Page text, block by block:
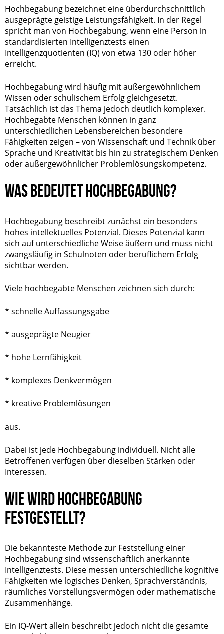
Hochbegabung bezeichnet eine überdurchschnittlich
ausgeprägte geistige Leistungsfähigkeit. In der Regel
spricht man von Hochbegabung, wenn eine Person in
standardisierten Intelligenztests einen
Intelligenzquotienten (IQ) von etwa 130 oder höher
erreicht.
Hochbegabung wird häufig mit außergewöhnlichem
Wissen oder schulischem Erfolg gleichgesetzt.
Tatsächlich ist das Thema jedoch deutlich komplexer.
Hochbegabte Menschen können in ganz
unterschiedlichen Lebensbereichen besondere
Fähigkeiten zeigen – von Wissenschaft und Technik über
Sprache und Kreativität bis hin zu strategischem Denken
oder außergewöhnlicher Problemlösungskompetenz.
WAS BEDEUTET HOCHBEGABUNG?
Hochbegabung beschreibt zunächst ein besonders
hohes intellektuelles Potenzial. Dieses Potenzial kann
sich auf unterschiedliche Weise äußern und muss nicht
zwangsläufig in Schulnoten oder beruflichem Erfolg
sichtbar werden.
Viele hochbegabte Menschen zeichnen sich durch:
* schnelle Auffassungsgabe
* ausgeprägte Neugier
* hohe Lernfähigkeit
* komplexes Denkvermögen
* kreative Problemlösungen
aus.
Dabei ist jede Hochbegabung individuell. Nicht alle
Betroffenen verfügen über dieselben Stärken oder
Interessen.
WIE WIRD HOCHBEGABUNG
FESTGESTELLT?
Die bekannteste Methode zur Feststellung einer
Hochbegabung sind wissenschaftlich anerkannte
Intelligenztests. Diese messen unterschiedliche kognitive
Fähigkeiten wie logisches Denken, Sprachverständnis,
räumliches Vorstellungsvermögen oder mathematische
Zusammenhänge.
Ein IQ-Wert allein beschreibt jedoch nicht die gesamte